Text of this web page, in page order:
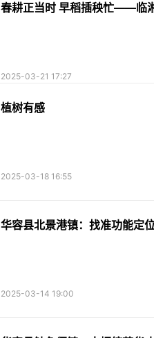
春耕正当时 早稻插秧忙——临
2025-03-21 17:27
植树有感
2025-03-18 16:55
华容县北景港镇：找准功能定
2025-03-14 19:00